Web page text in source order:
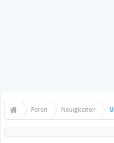
Foren Neuigkeiten